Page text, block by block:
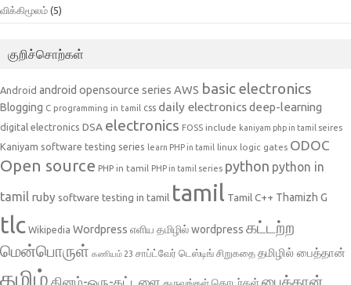
விக்கிமூலம் (5)
குறிச்சொற்கள்
Android android opensource series AWS basic electronics
Blogging C programming in tamil css daily electronicsdeep-learning
digital electronics DSA electronics FOSS include kaniyam php in tamil seires
Kaniyam software testing series learn PHP in tamil linux logic gates ODOC
Open source PHP in tamil PHP in tamil series python python in
tamil ruby software testing in tamil tamil Tamil C++ Thamizh G
tlc Wikipedia Wordpress எளிய தமிழில் wordpress கட்டற்ற
மென்பொருள் கணியம் 23 சாப்ட்வேர் டெஸ்டிங் சிறுகதை தமிழில் பைத்தான்
தமிழ் தினம்-ஒரு-கட்டளை துருவங்கள் தொடர்கள்பைத்தான்